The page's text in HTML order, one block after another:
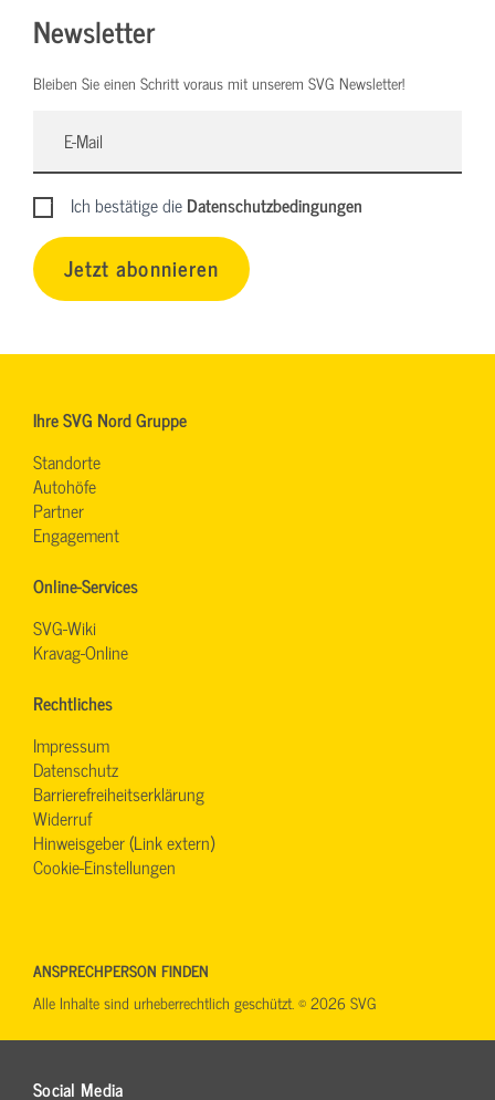
Newsletter
Bleiben Sie einen Schritt voraus mit unserem SVG Newsletter!
Ich bestätige dieDatenschutzbedingungen
Jetzt abonnieren
Ihre SVG Nord Gruppe
Standorte
Autohöfe
Partner
Engagement
Online-Services
SVG-Wiki
Kravag-Online
Rechtliches
Impressum
Datenschutz
Barrierefreiheitserklärung
Widerruf
Hinweisgeber (Link extern)
Cookie-Einstellungen
Social Media
ANSPRECHPERSON FINDEN
Alle Inhalte sind urheberrechtlich geschützt. © 2026 SVG